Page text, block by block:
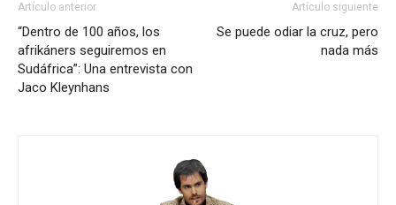
Artículo anterior
“Dentro de 100 años, los
afrikáners seguiremos en
Sudáfrica”: Una entrevista con
Jaco Kleynhans
Artículo siguiente
Se puede odiar la cruz, pero
nada más